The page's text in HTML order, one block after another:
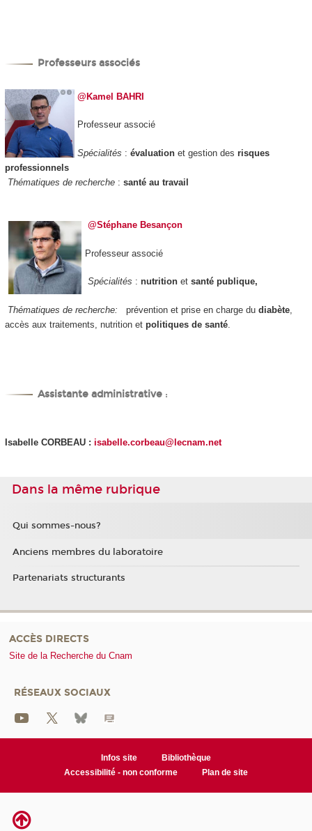
Professeurs associés
@Kamel BAHRI
Professeur associé
Spécialités : évaluation et gestion des risques
professionnels
Thématiques de recherche: santé au travail
@Stéphane Besançon
Professeur associé
Spécialités : nutrition et santé publique,
Thématiques de recherche: prévention et prise en charge du diabète,
accès aux traitements, nutrition et politiques de santé.
Assistante administrative :
Isabelle CORBEAU : isabelle.corbeau@lecnam.net
Dans la même rubrique
Qui sommes-nous?
Anciens membres du laboratoire
Partenariats structurants
ACCÈS DIRECTS
Site de la Recherche du Cnam
RÉSEAUX SOCIAUX
Infos site
Bibliothèque
Accessibilité - non conforme
Plan de site